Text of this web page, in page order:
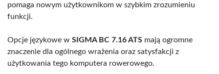
pomaga nowym użytkownikom w szybkim zrozumieniu
funkcji.
Opcje językowe w SIGMA BC 7.16 ATS mają ogromne
znaczenie dla ogólnego wrażenia oraz satysfakcji z
użytkowania tego komputera rowerowego.